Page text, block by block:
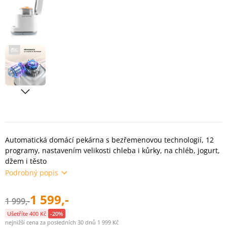
Automatická domácí pekárna s bezřemenovou technologií, 12
programy, nastavením velikosti chleba i kůrky, na chléb, jogurt,
džem i těsto
Podrobný popis
1 999,-1 599,-
Ušetříte 400 Kč -20%
nejnižší cena za posledních 30 dnů 1 999 Kč